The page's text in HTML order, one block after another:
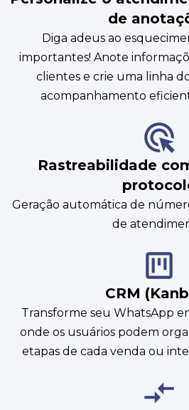
de
Diga adeus ao
importantes! Anote
clientes e crie uma linha
acompanhamento
Rastreabilidade
Geração automática de
de
CRM
Transforme seu WhatsApp
onde os usuários podem
etapas de cada venda ou